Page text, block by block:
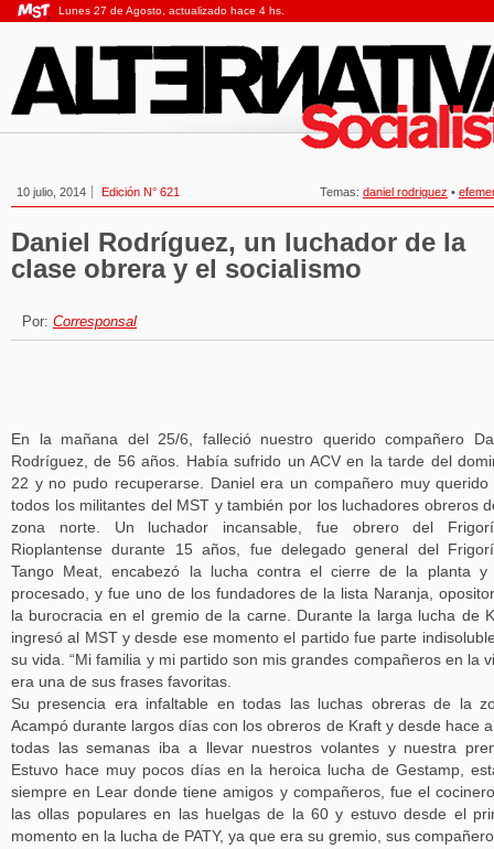
Lunes 27 de Agosto, actualizado hace 4 hs.
10 julio, 2014 Edición N° 621 Temas: daniel rodriguez •
Daniel Rodríguez, un luchador de la
clase obrera y el socialismo
Por: Corresponsal
En la mañana del 25/6, falleció nuestro querido compañero
Rodríguez, de 56 años. Había sufrido un ACV en la tarde del
22 y no pudo recuperarse. Daniel era un compañero muy querido
todos los militantes del MST y también por los luchadores obreros
zona norte. Un luchador incansable, fue obrero del
Rioplantense durante 15 años, fue delegado general del
Tango Meat, encabezó la lucha contra el cierre de la planta y
procesado, y fue uno de los fundadores de la lista Naranja,
la burocracia en el gremio de la carne. Durante la larga lucha de
ingresó al MST y desde ese momento el partido fue parte
su vida. “Mi familia y mi partido son mis grandes compañeros en la
era una de sus frases favoritas.
Su presencia era infaltable en todas las luchas obreras de la
Acampó durante largos días con los obreros de Kraft y desde hace
todas las semanas iba a llevar nuestros volantes y nuestra
Estuvo hace muy pocos días en la heroica lucha de Gestamp,
siempre en Lear donde tiene amigos y compañeros, fue el
las ollas populares en las huelgas de la 60 y estuvo desde el
momento en la lucha de PATY, ya que era su gremio, sus